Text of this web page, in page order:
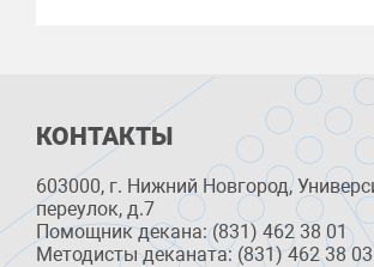
КОНТАКТЫ
603000, г. Нижний Новгород,
переулок, д.7
Помощник декана: (831) 462 38 01
Методисты деканата: (831) 462 38 03